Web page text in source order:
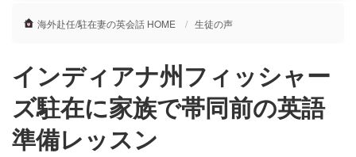
海外赴任/駐在妻の英会話 HOME 生徒の声
インディアナ州フィッシャー
ズ駐在に家族で帯同前の英語
準備レッスン